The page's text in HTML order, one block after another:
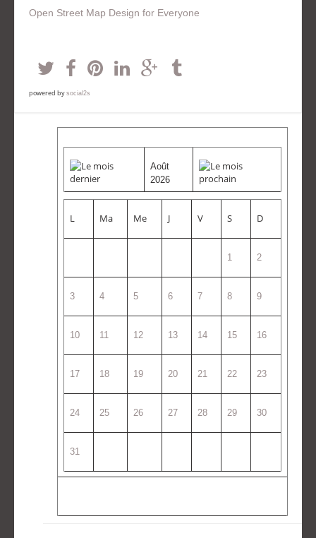
Open Street Map Design for Everyone
powered by social2s
Août
2026
L Ma Me J V S D
1 2
3 4 5 6 7 8 9
10 11 12 13 14 15 16
17 18 19 20 21 22 23
24 25 26 27 28 29 30
31